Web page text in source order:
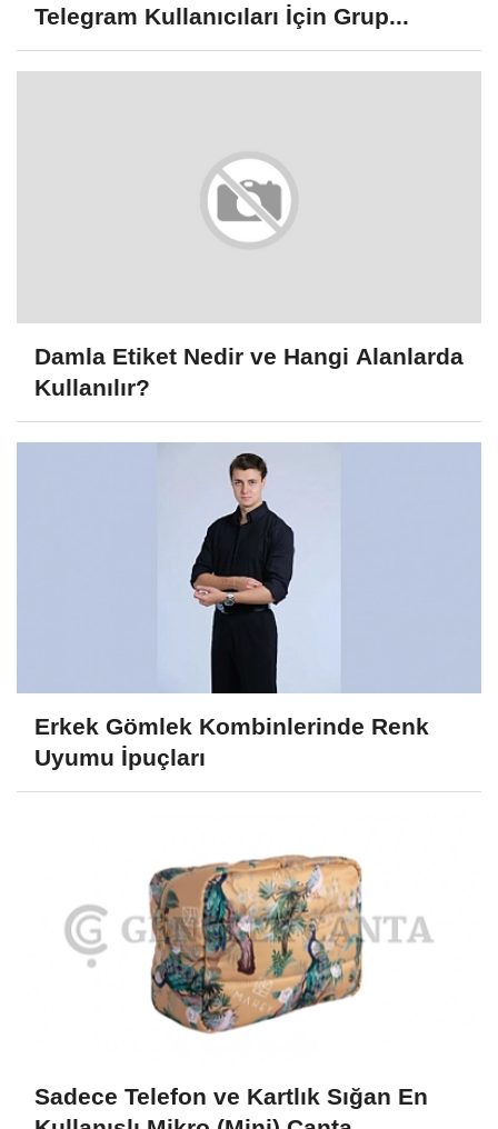
Telegram Kullanıcıları İçin Grup...
Damla Etiket Nedir ve Hangi Alanlarda
Kullanılır?
Erkek Gömlek Kombinlerinde Renk
Uyumu İpuçları
Sadece Telefon ve Kartlık Sığan En